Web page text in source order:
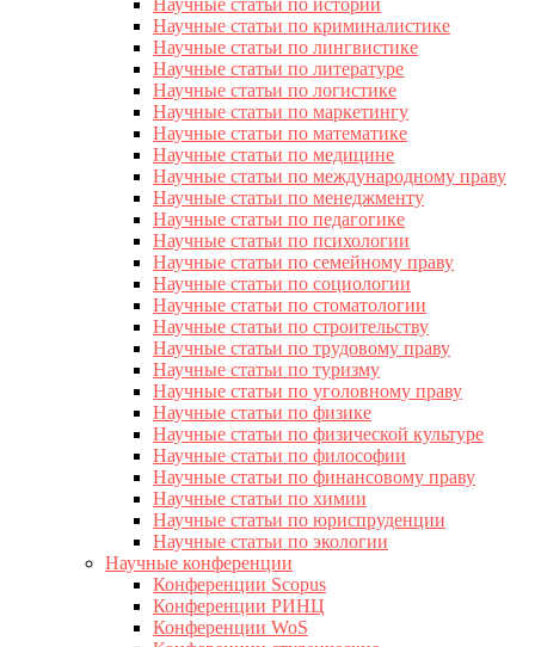
Научные статьи по истории
Научные статьи по криминалистике
Научные статьи по лингвистике
Научные статьи по литературе
Научные статьи по логистике
Научные статьи по маркетингу
Научные статьи по математике
Научные статьи по медицине
Научные статьи по международному праву
Научные статьи по менеджменту
Научные статьи по педагогике
Научные статьи по психологии
Научные статьи по семейному праву
Научные статьи по социологии
Научные статьи по стоматологии
Научные статьи по строительству
Научные статьи по трудовому праву
Научные статьи по туризму
Научные статьи по уголовному праву
Научные статьи по физике
Научные статьи по физической культуре
Научные статьи по философии
Научные статьи по финансовому праву
Научные статьи по химии
Научные статьи по юриспруденции
Научные статьи по экологии
Научные конференции
Конференции Scopus
Конференции РИНЦ
Конференции WoS